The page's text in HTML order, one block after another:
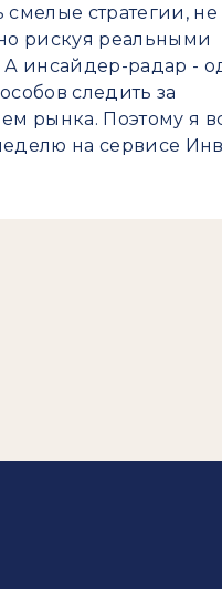
смелые стратегии, не
рискуя реальными
А инсайдер-радар -
следить за
рынка. Поэтому я
на сервисе